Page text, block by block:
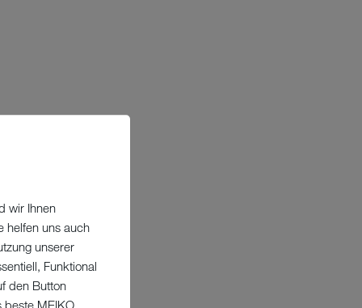
wir Ihnen
helfen uns auch
unserer
Funktional
den Button
beste MEIKO